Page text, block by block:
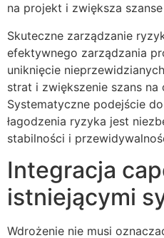
na projekt i zwiększa
Skuteczne zarządzanie
efektywnego zarządzania
uniknięcie
strat i zwiększenie szans
Systematyczne podejście
łagodzenia ryzyka jest
stabilności i
Integracja
istniejącymi
Wdrożenie nie musi